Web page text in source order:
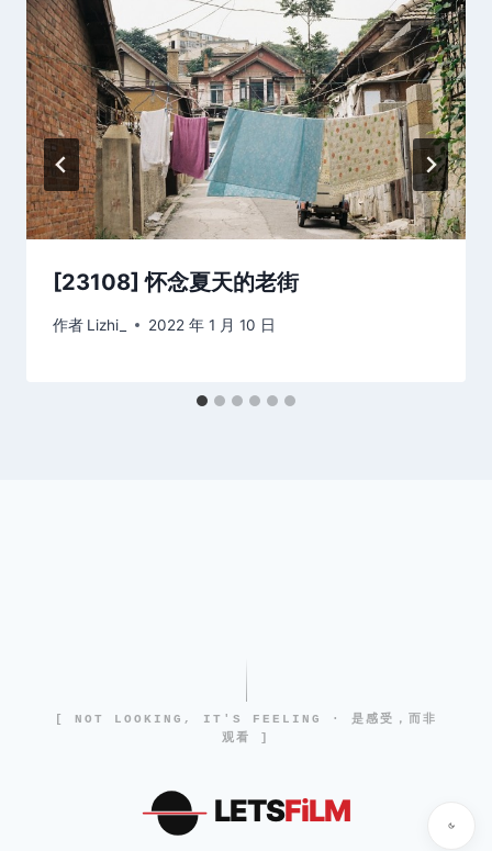
[23108] 怀念夏天的老街
作者 Lizhi_ 2022 年 1 月 10 日
[ NOT LOOKING, IT'S FEELING · 是感受，而非
观看 ]
LETSFiLM